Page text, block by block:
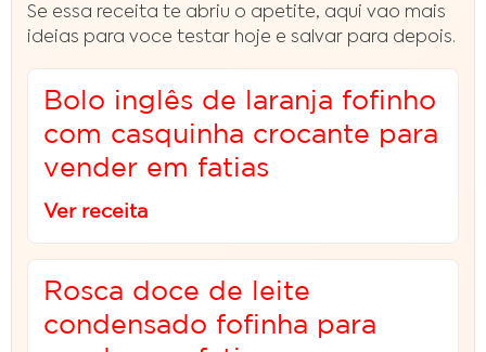
Se essa receita te abriu o apetite, aqui vao mais
ideias para voce testar hoje e salvar para depois.
Bolo inglês de laranja fofinho
com casquinha crocante para
vender em fatias
Ver receita
Rosca doce de leite
condensado fofinha para